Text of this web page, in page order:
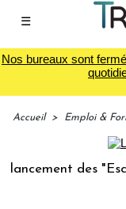
☰
Nos bureaux sont
Accueil > Emploi &
des